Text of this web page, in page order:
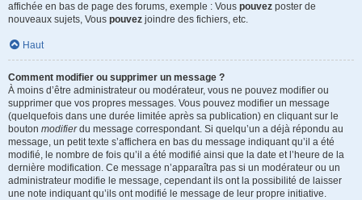
affichée en bas de page des forums, exemple : Vous pouvez poster de
nouveaux sujets, Vous pouvez joindre des fichiers, etc.
Haut
Comment modifier ou supprimer un message ?
À moins d’être administrateur ou modérateur, vous ne pouvez modifier ou
supprimer que vos propres messages. Vous pouvez modifier un message
(quelquefois dans une durée limitée après sa publication) en cliquant sur le
bouton modifierdu message correspondant. Si quelqu’un a déjà répondu au
message, un petit texte s’affichera en bas du message indiquant qu’il a été
modifié, le nombre de fois qu’il a été modifié ainsi que la date et l’heure de la
dernière modification. Ce message n’apparaîtra pas si un modérateur ou un
administrateur modifie le message, cependant ils ont la possibilité de laisser
une note indiquant qu’ils ont modifié le message de leur propre initiative.